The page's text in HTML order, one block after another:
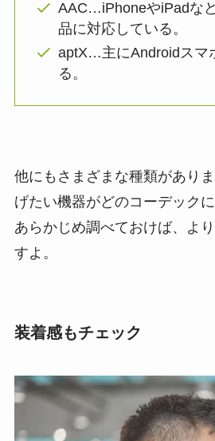
AAC…iPhoneやiPadな
品に対応している。
aptX…主にAndroidスマ
る。
他にもさまざまな種類があり
げたい機器がどのコーデック
あらかじめ調べておけば、よ
すよ。
装着感もチェック